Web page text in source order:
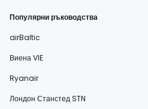
Популярни ръководства
airBaltic
Виена VIE
Ryanair
Лондон Станстед STN